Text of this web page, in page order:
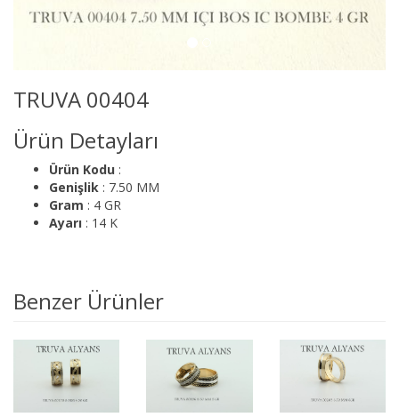
TRUVA 00404
Ürün Detayları
Ürün Kodu :
Genişlik : 7.50 MM
Gram : 4 GR
Ayarı : 14 K
Benzer Ürünler